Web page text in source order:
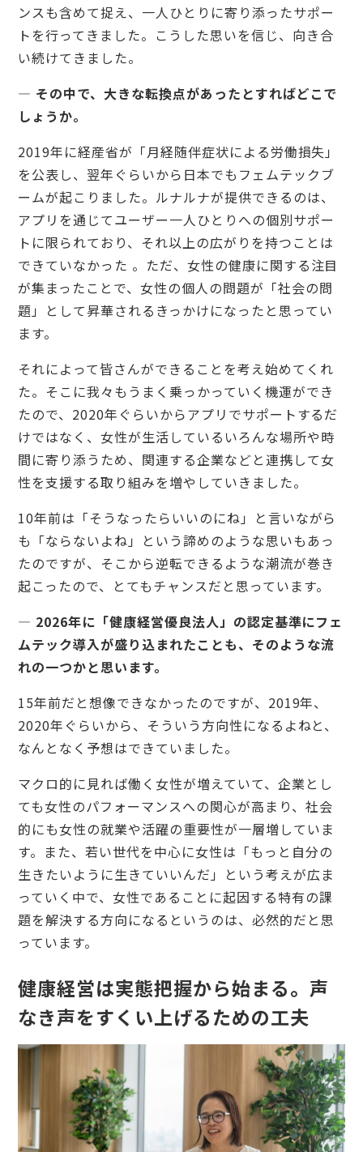
ンスも含めて捉え、一人ひとりに寄り添ったサポー
トを行ってきました。こうした思いを信じ、向き合
い続けてきました。
— その中で、大きな転換点があったとすればどこで
しょうか。
2019年に経産省が「月経随伴症状による労働損失」
を公表し、翌年ぐらいから日本でもフェムテックブ
ームが起こりました。ルナルナが提供できるのは、
アプリを通じてユーザー一人ひとりへの個別サポー
トに限られており、それ以上の広がりを持つことは
できていなかった 。ただ、女性の健康に関する注目
が集まったことで、女性の個人の問題が「社会の問
題」として昇華されるきっかけになったと思ってい
ます。
それによって皆さんができることを考え始めてくれ
た。そこに我々もうまく乗っかっていく機運ができ
たので、2020年ぐらいからアプリでサポートするだ
けではなく、女性が生活しているいろんな場所や時
間に寄り添うため、関連する企業などと連携して女
性を支援する取り組みを増やしていきました。
10年前は「そうなったらいいのにね」と言いながら
も「ならないよね」という諦めのような思いもあっ
たのですが、そこから逆転できるような潮流が巻き
起こったので、とてもチャンスだと思っています。
— 2026年に「健康経営優良法人」の認定基準にフェ
ムテック導入が盛り込まれたことも、そのような流
れの一つかと思います。
15年前だと想像できなかったのですが、2019年、
2020年ぐらいから、そういう方向性になるよねと、
なんとなく予想はできていました。
マクロ的に見れば働く女性が増えていて、企業とし
ても女性のパフォーマンスへの関心が高まり、社会
的にも女性の就業や活躍の重要性が一層増していま
す。また、若い世代を中心に女性は「もっと自分の
生きたいように生きていいんだ」という考えが広ま
っていく中で、女性であることに起因する特有の課
題を解決する方向になるというのは、必然的だと思
っています。
健康経営は実態把握から始まる。声
なき声をすくい上げるための工夫